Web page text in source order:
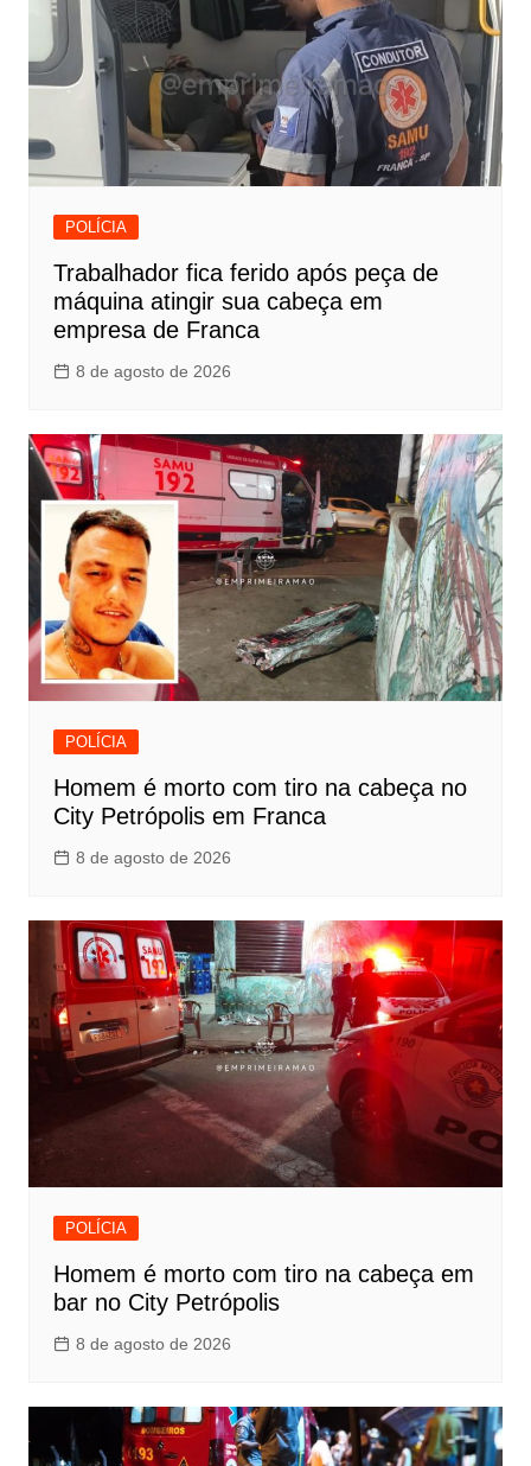
POLÍCIA
Trabalhador fica ferido após peça de
máquina atingir sua cabeça em
empresa de Franca
8 de agosto de 2026
POLÍCIA
Homem é morto com tiro na cabeça no
City Petrópolis em Franca
8 de agosto de 2026
POLÍCIA
Homem é morto com tiro na cabeça em
bar no City Petrópolis
8 de agosto de 2026